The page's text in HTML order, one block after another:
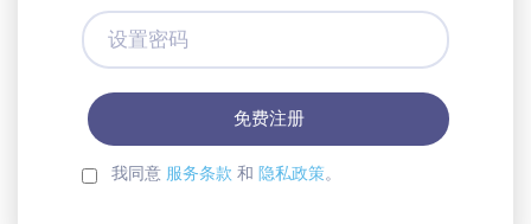
子
箱
设
置
密
码
我同意 服务条款 和 隐私政策。